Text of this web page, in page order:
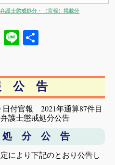
弁護士懲戒処分・（官報）掲載分
Hatena
Line
公 告
日付官報 2021年通算87件目
護士懲戒処分公告
分 公 告
により下記のとおり公告し